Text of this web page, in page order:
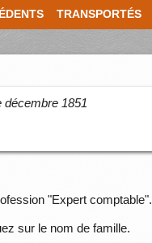
TRANSPORTÉS
décembre 1851
"Expert comptable".
sur le nom de famille.